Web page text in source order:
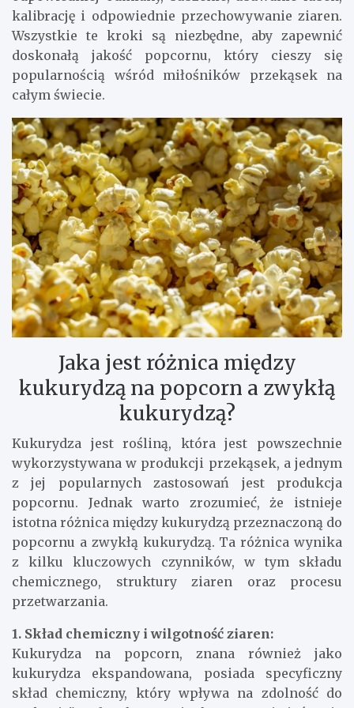
kalibrację i odpowiednie przechowywanie ziaren.
Wszystkie te kroki są niezbędne, aby zapewnić
doskonałą jakość popcornu, który cieszy się
popularnością wśród miłośników przekąsek na
całym świecie.
Jaka jest różnica między
kukurydzą na popcorn a zwykłą
kukurydzą?
Kukurydza jest rośliną, która jest powszechnie
wykorzystywana w produkcji przekąsek, a jednym
z jej popularnych zastosowań jest produkcja
popcornu. Jednak warto zrozumieć, że istnieje
istotna różnica między kukurydzą przeznaczoną do
popcornu a zwykłą kukurydzą. Ta różnica wynika
z kilku kluczowych czynników, w tym składu
chemicznego, struktury ziaren oraz procesu
przetwarzania.
1. Skład chemiczny i wilgotność ziaren:
Kukurydza na popcorn, znana również jako
kukurydza ekspandowana, posiada specyficzny
skład chemiczny, który wpływa na zdolność do